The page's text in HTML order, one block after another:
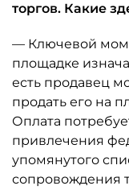
торгов. Какие
— Ключевой
площадке
есть продавец
продать его на
Оплата
привлечения
упомянутого
сопровождения